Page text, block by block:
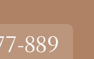
889